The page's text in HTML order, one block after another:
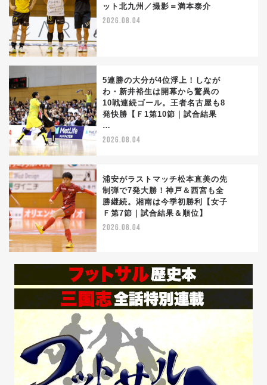
ット北九州／撮影＝満本泰介
2026.08.04
5連勝の大分が4位浮上！しなが
わ・新井裕生は開幕から驚異の
10戦連続ゴール。王者名古屋も8
発快勝【Ｆ1第10節｜試合結果
…
2026.08.04
浦安がラストマッチ松本直美の先
制弾で7発大勝！神戸＆西宮も全
勝継続。湘南は今季初勝利【女子
Ｆ第7節｜試合結果＆順位】
2026.08.04